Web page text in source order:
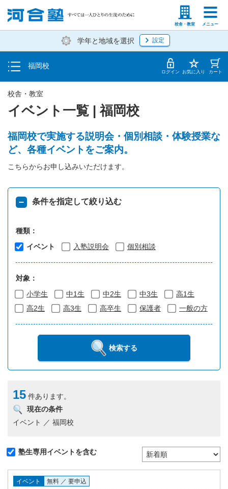
校舎・教室 メニュー
塾生の方 高等学校の先生
学年と地域を選択 設定
福岡校
トップ
地図・アクセス ログイン お気に入り カート
イベント一覧 | 福岡校
校舎・教室
福岡校で実施する説明会・個別相談・体験授業な
ど、各種イベントをご案内。
こちらからお申し込みいただけます。
条件を指定して絞り込む
種類：
イベント
入塾説明会 個別相談
対象：
小学生
中1生 中2生 中3生
高1生
高2生
高3生 高卒生 保護者 一般の方
検索する
15 件あります。
現在の条件
イベント ／ 福岡校
塾生専用イベントを含む
イベント 無料 ／ 要申込